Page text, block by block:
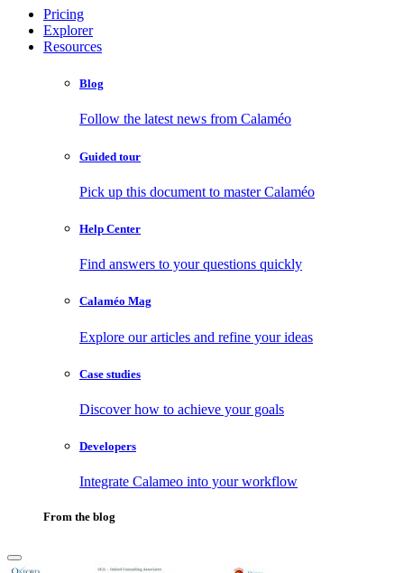
Pricing
Explorer
Resources
Blog
Follow the latest news from Calaméo
Guided tour
Pick up this document to master Calaméo
Help Center
Find answers to your questions quickly
Calaméo Mag
Explore our articles and refine your ideas
Case studies
Discover how to achieve your goals
Developers
Integrate Calameo into your workflow
From the blog